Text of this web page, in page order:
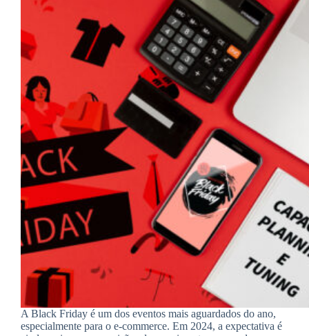
A Black Friday é um dos eventos mais aguardados do ano,
especialmente para o e-commerce. Em 2024, a expectativa é